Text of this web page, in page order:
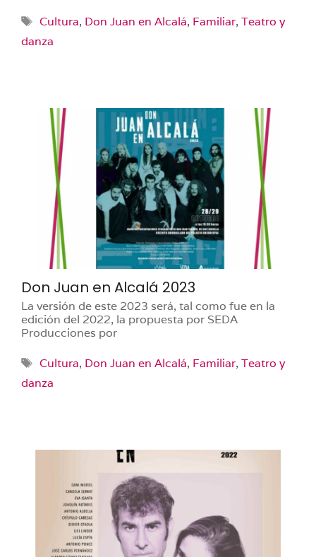
Etiquetas
Cultura, Don Juan en Alcalá, Familiar, Teatro y
danza
Don Juan en Alcalá 2023
La versión de este 2023 será, tal como fue en la
edición del 2022, la propuesta por SEDA
Producciones por
Etiquetas
Cultura, Don Juan en Alcalá, Familiar, Teatro y
danza